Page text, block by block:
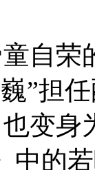
荣
”担
变身
中的